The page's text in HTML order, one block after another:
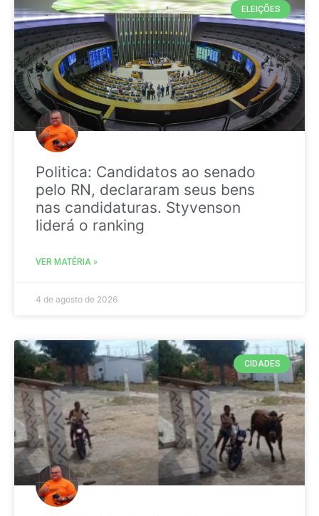
ELEIÇÕES
Politica: Candidatos ao senado
pelo RN, declararam seus bens
nas candidaturas. Styvenson
liderá o ranking
VER MATÉRIA »
4 de agosto de 2026
CIDADES